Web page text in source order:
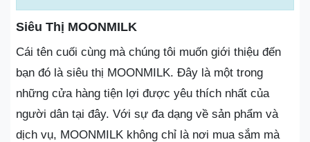
Siêu Thị MOONMILK
Cái tên cuối cùng mà chúng tôi muốn giới thiệu đến
bạn đó là siêu thị MOONMILK. Đây là một trong
những cửa hàng tiện lợi được yêu thích nhất của
người dân tại đây. Với sự đa dạng về sản phẩm và
dịch vụ, MOONMILK không chỉ là nơi mua sắm mà